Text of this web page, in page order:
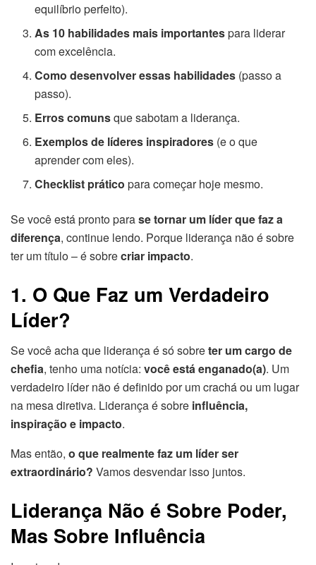
equilíbrio perfeito).
As 10 habilidades mais importantespara liderar
com excelência.
Como desenvolver essas habilidades (passo a
passo).
Erros comunsque sabotam a liderança.
Exemplos de líderes inspiradores (e o que
aprender com eles).
Checklist prático para começar hoje mesmo.
Se você está pronto parase tornar um líder que faz a
diferença, continue lendo. Porque liderança não é sobre
ter um título – é sobrecriar impacto.
1. O Que Faz um Verdadeiro
Líder?
Se você acha que liderança é só sobreter um cargo de
chefia, tenho uma notícia: você está enganado(a). Um
verdadeiro líder não é definido por um crachá ou um lugar
na mesa diretiva. Liderança é sobre influência,
inspiração e impacto.
Mas então, o que realmente faz um líder ser
extraordinário? Vamos desvendar isso juntos.
Liderança Não é Sobre Poder,
Mas Sobre Influência